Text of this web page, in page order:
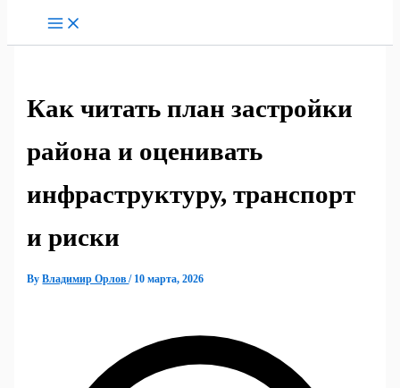
Как читать план застройки
района и оценивать
инфраструктуру, транспорт
и риски
ByВладимир Орлов/ 10 марта, 2026